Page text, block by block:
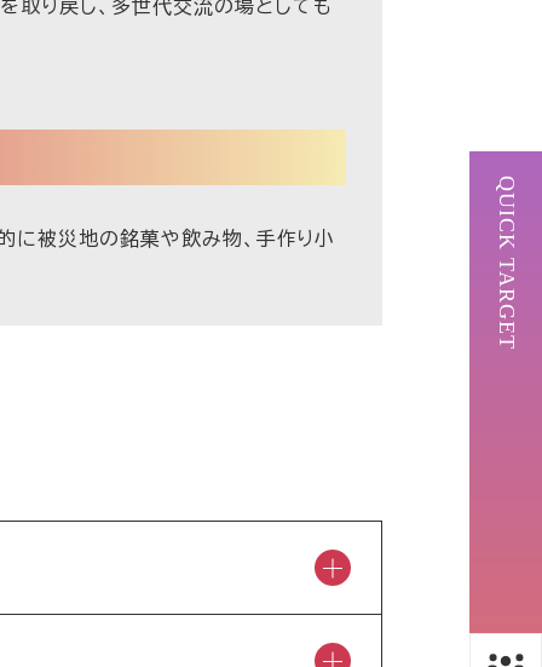
QUICK TARGET
取り戻し、多世代交流の場としても
に被災地の銘菓や飲み物、手作り小